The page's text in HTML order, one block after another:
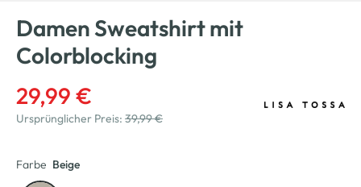
Damen Sweatshirt mit
Colorblocking
29,99 €
Ursprünglicher Preis: 39,99 €
Farbe Beige